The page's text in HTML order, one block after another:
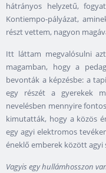
hátrányos helyzetű,
Kontiempo-pályázat,
részt vettem, nagyon
Itt láttam megvalósulni
magamban, hogy a
bevonták a képzésbe: a
egy részét a gyerekek
nevelésben mennyire
kimutatták, hogy a közös
egy agyi elektromos
éneklő emberek között agyi
Vagyis egy hullámhosszon